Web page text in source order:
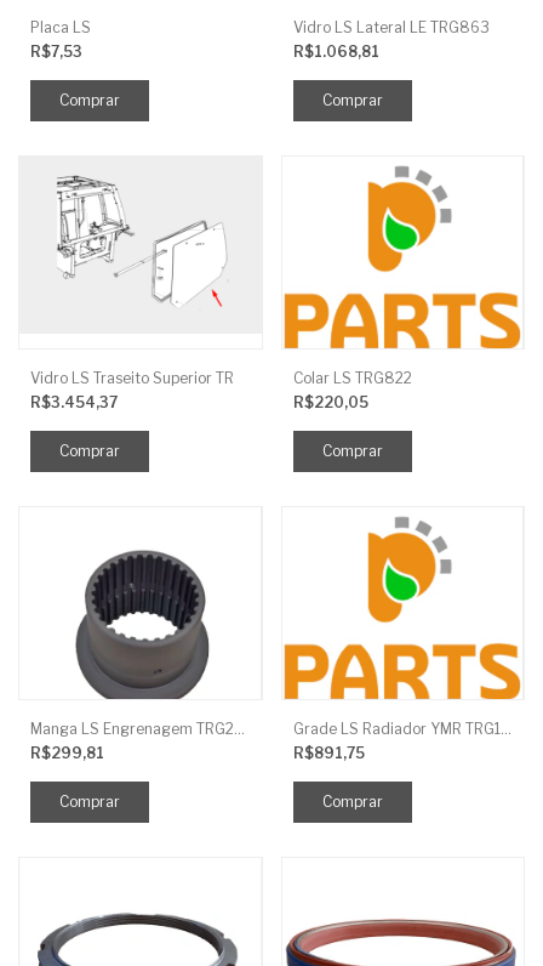
Placa LS
R$7,53
Vidro LS Lateral LE TRG863
R$1.068,81
Vidro LS Traseito Superior TR
R$3.454,37
Colar LS TRG822
R$220,05
R$299,81
R$891,75